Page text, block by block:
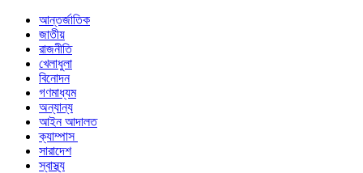
আন্তর্জাতিক
জাতীয়
রাজনীতি
খেলাধুলা
বিনোদন
গণমাধ্যম
অন্যান্য
আইন আদালত
ক্যাম্পাস
সারাদেশ
স্বাস্থ্য